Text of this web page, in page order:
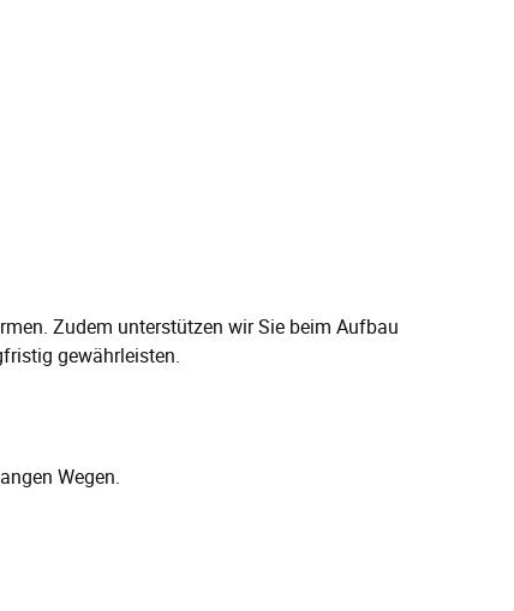
Zudem unterstützen wir Sie beim Aufbau
gewährleisten.
Wegen.